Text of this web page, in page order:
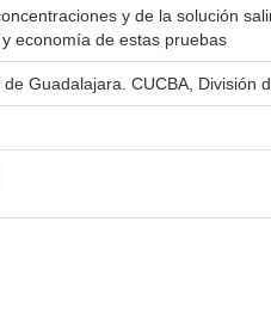
y de la solución
economía de estas pruebas
Guadalajara. CUCBA, División